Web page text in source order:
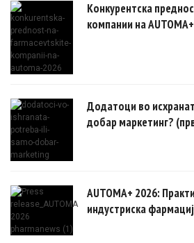
Конкурентска
компании на
Додатоци во
добар маркетинг?
AUTOMA+ 2026:
индустриска